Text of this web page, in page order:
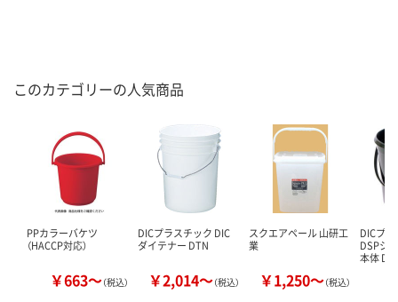
このカテゴリーの人気商品
PPカラーバケツ
（HACCP対応）
￥663～（税込）
DICプラスチック DIC
ダイテナー DTN
￥2,014～（税込）
スクエアペール 山研工
業
￥1,250～（税込）
DICプ
DSPシ
本体 D…